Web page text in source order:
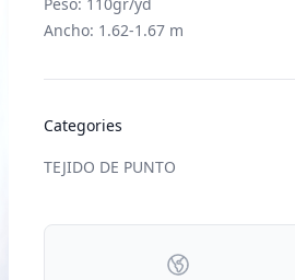
Ancho: 1.62-1.67 m
Categories
TEJIDO DE PUNTO
Our Policies